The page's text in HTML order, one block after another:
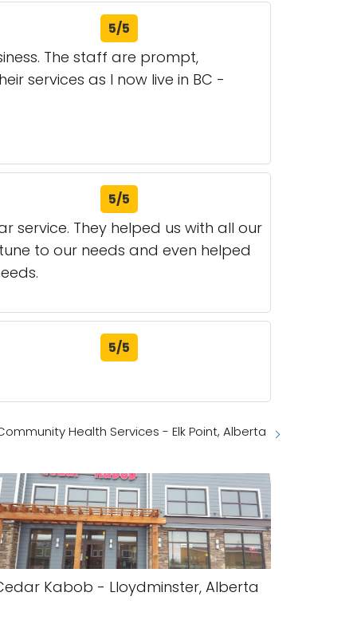
5/5
The staff are prompt,
services as I now live in BC -
5/5
service. They helped us with all our
to our needs and even helped
5/5
Health Services - Elk Point, Alberta
Kabob - Lloydminster, Alberta